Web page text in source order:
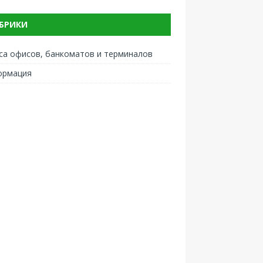
офисов, банкоматов и терминалов